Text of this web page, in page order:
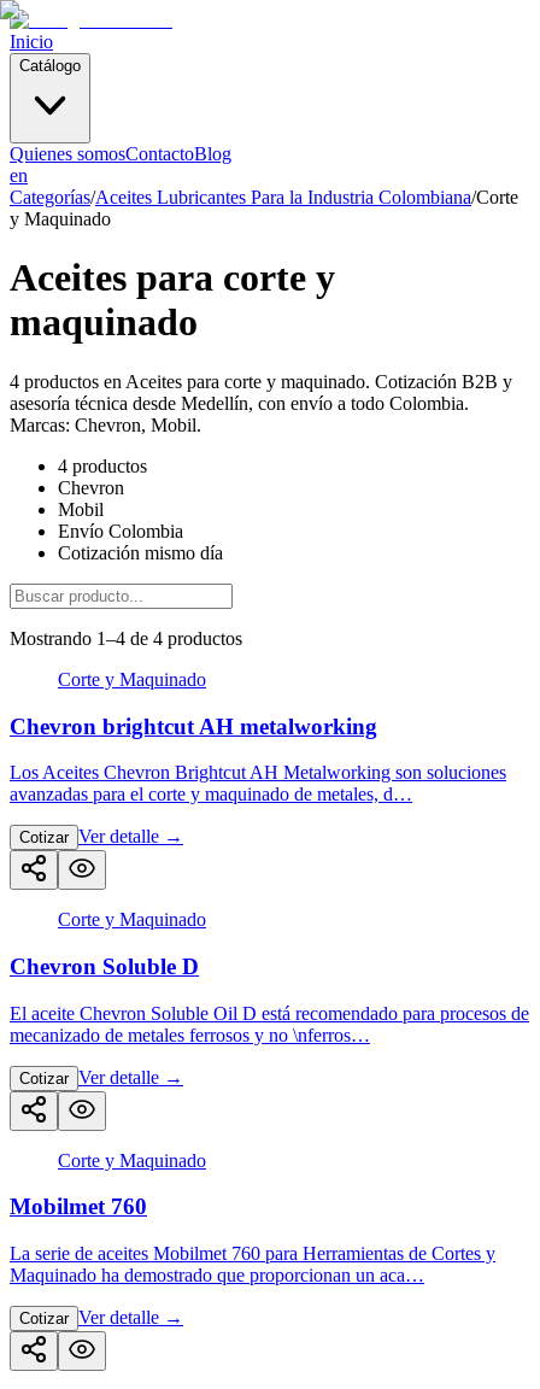
Inicio
Catálogo
Quienes somosContactoBlog
en
Categorías/Aceites Lubricantes Para la Industria Colombiana/Corte
y Maquinado
Aceites para corte y
maquinado
4 productos en Aceites para corte y maquinado. Cotización B2B y
asesoría técnica desde Medellín, con envío a todo Colombia.
Marcas: Chevron, Mobil.
4 productos
Chevron
Mobil
Envío Colombia
Cotización mismo día
Mostrando 1–4 de 4 productos
Corte y Maquinado
Chevron brightcut AH metalworking
Los Aceites Chevron Brightcut AH Metalworking son soluciones
avanzadas para el corte y maquinado de metales, d…
Cotizar Ver detalle →
Corte y Maquinado
Chevron Soluble D​
El aceite Chevron Soluble Oil D está recomendado para procesos de
mecanizado de metales ferrosos y no \nferros…
Cotizar Ver detalle →
Corte y Maquinado
Mobilmet 760
La serie de aceites Mobilmet 760 para Herramientas de Cortes y
Maquinado ha demostrado que proporcionan un aca…
Cotizar Ver detalle →